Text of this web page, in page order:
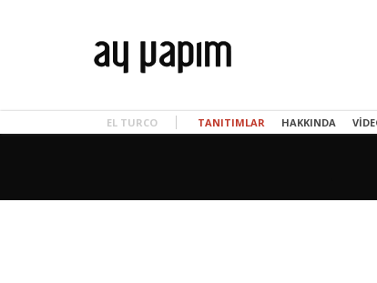
EL TURCO TANITIMLAR HAKKINDA